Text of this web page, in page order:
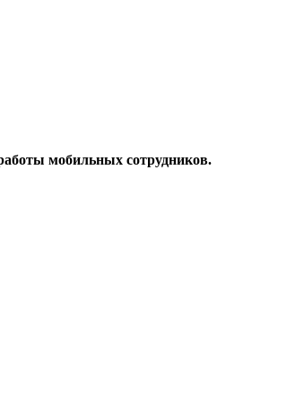
мобильных сотрудников.